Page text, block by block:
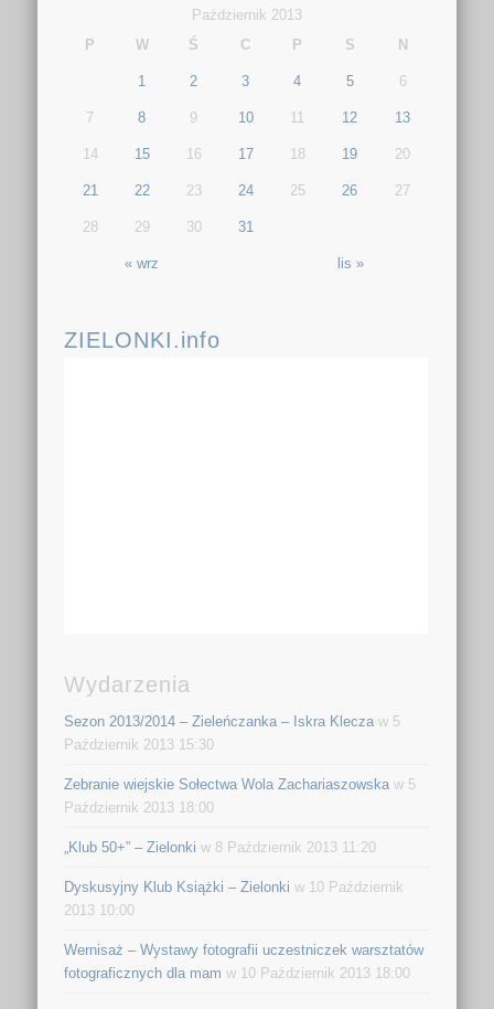
Październik 2013
P
W Ś C P S N
« wrz lis »
1 2 3 4 5 6
7 8 9 10 11 12 13
14 15 16 17 18 19 20
21 22 23 24 25 26 27
28 29 30 31
ZIELONKI.info
Wydarzenia
Sezon 2013/2014 – Zieleńczanka – Iskra Klecza w 5
Październik 2013 15:30
Zebranie wiejskie Sołectwa Wola Zachariaszowska w 5
Październik 2013 18:00
„Klub 50+” – Zielonki w 8 Październik 2013 11:20
Dyskusyjny Klub Książki – Zielonki w 10 Październik
2013 10:00
Wernisaż – Wystawy fotografii uczestniczek warsztatów
fotograficznych dla mam w 10 Październik 2013 18:00